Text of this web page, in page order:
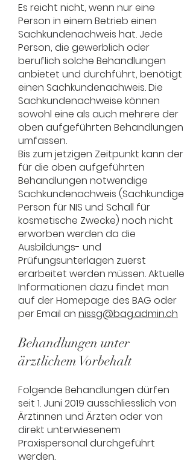
Es reicht nicht, wenn nur eine
Person in einem Betrieb einen
Sachkundenachweis hat. Jede
Person, die gewerblich oder
beruflich solche Behandlungen
anbietet und durchführt, benötigt
einen Sachkundenachweis. Die
Sachkundenachweise können
sowohl eine als auch mehrere der
oben aufgeführten Behandlungen
umfassen.
Bis zum jetzigen Zeitpunkt kann der
für die oben aufgeführten
Behandlungen notwendige
Sachkundenachweis (Sachkundige
Person für NIS und Schall für
kosmetische Zwecke) noch nicht
erworben werden da die
Ausbildungs- und
Prüfungsunterlagen zuerst
erarbeitet werden müssen. Aktuelle
Informationen dazu findet man
auf der Homepage des BAG oder
per Email an nissg@bag.admin.ch
Behandlungen unter
ärztlichem Vorbehalt
Folgende Behandlungen dürfen
seit 1. Juni 2019 ausschliesslich von
Ärztinnen und Ärzten oder von
direkt unterwiesenem
Praxispersonal durchgeführt
werden.